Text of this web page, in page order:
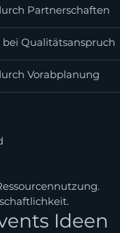
Partnerschaften
bei Qualitätsanspruch
Vorabplanung
Ideen